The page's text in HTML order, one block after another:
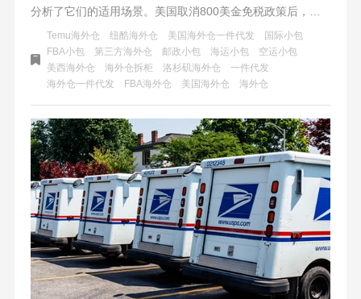
分析了它们的适用场景。美国取消800美金免税政策后，直
发小包受冲击，海外仓需求激增。建议卖家优先布局海外
仓，慎用直发小包，并关注政策变动，与合规物流商合作，
以应对行业格局重塑。
Temu海外仓 纽酷海外仓 美国海外仓一件代发
国际小包
FBA小包
第三方海外仓 邮政小包 海运小包
空运小包
美西海外仓
海外仓拆柜 洛杉矶海外仓
一件代发
海外仓一件代发
FBA海外仓 美国海外仓 海外仓